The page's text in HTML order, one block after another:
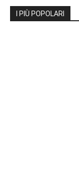
I PIÙ POPOLARI